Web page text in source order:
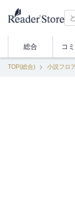
総合 コ
TOP(総合) 小説フロ